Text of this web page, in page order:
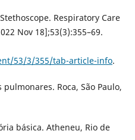
Respiratory Care
Nov 18];53(3):355–69.
53/3/355/tab-article-info.
Roca, São Paulo,
básica. Atheneu, Rio de